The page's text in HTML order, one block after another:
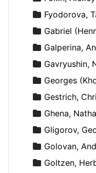
Fyodorova,
Gabriel
Galperina,
Gavryushin,
Georges
Gestrich,
Ghena,
Gligorov,
Golovan,
Goltzen,